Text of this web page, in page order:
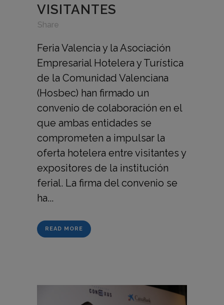
VISITANTES
Share
Feria Valencia y la Asociación
Empresarial Hotelera y Turística
de la Comunidad Valenciana
(Hosbec) han firmado un
convenio de colaboración en el
que ambas entidades se
comprometen a impulsar la
oferta hotelera entre visitantes y
expositores de la institución
ferial. La firma del convenio se
ha...
READ MORE